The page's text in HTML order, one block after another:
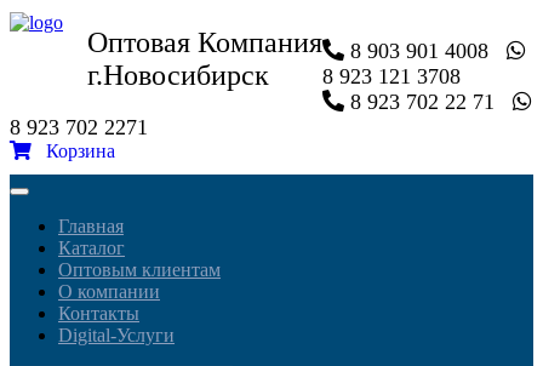
Оптовая Компания
г.Новосибирск
8 903 901 4008
8 923 121 3708
8 923 702 22 71
8 923 702 2271
Корзина
Toggle
navigationГлавная
Каталог
Оптовым клиентам
О компании
Контакты
Digital-Услуги